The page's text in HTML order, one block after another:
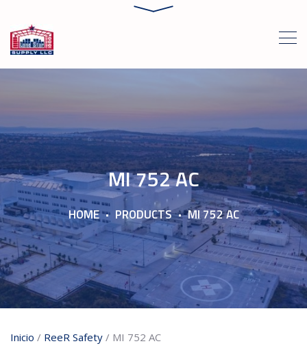
MI 752 AC
HOME PRODUCTS MI 752 AC
Inicio / ReeR Safety / MI 752 AC